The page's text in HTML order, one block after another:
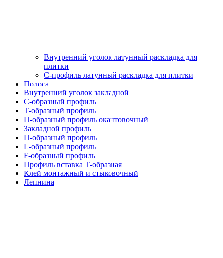
Внутренний уголок латунный раскладка для
плитки
С-профиль латунный раскладка для плитки
Полоса
Внутренний уголок закладной
С-образный профиль
Т-образный профиль
П-образный профиль окантовочный
Закладной профиль
П-образный профиль
L-образный профиль
F-образный профиль
Профиль вставка Т-образная
Клей монтажный и стыковочный
Лепнина